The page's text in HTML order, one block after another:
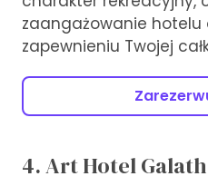
zaangażowanie hotelu
zapewnieniu Twojej
4. Art Hotel